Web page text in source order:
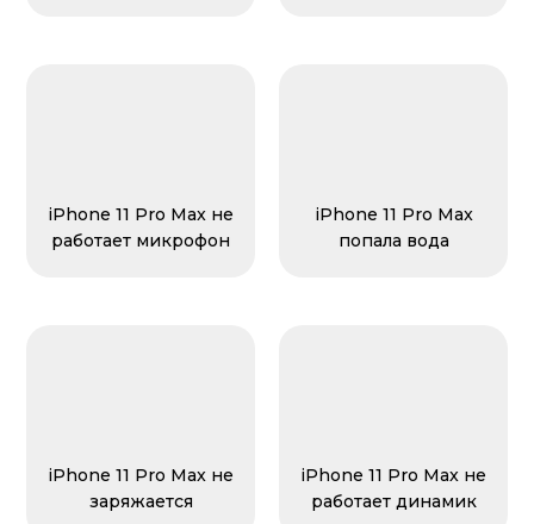
iPhone 11 Pro Max не
работает микрофон
iPhone 11 Pro Max
попала вода
iPhone 11 Pro Max не
заряжается
iPhone 11 Pro Max не
работает динамик